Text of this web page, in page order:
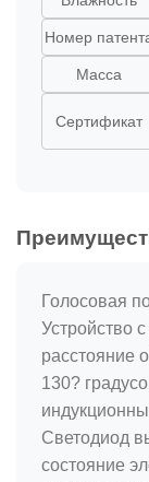
Номер
Масса
Сертификат
Голосовая
Устройство
расстояние
130?
Светодиод
состояние